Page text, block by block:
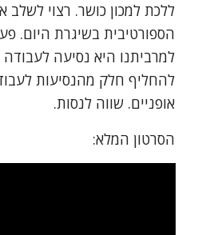
ללכת למכון כושר. רצוי לשלב
הספורטיבית בשיגרת היום.
למרביתנו היא נסיעה לעבודה
להחליף חלק מהנסיעות
אופניים. שווה לנסות.
הסרטון המלא: